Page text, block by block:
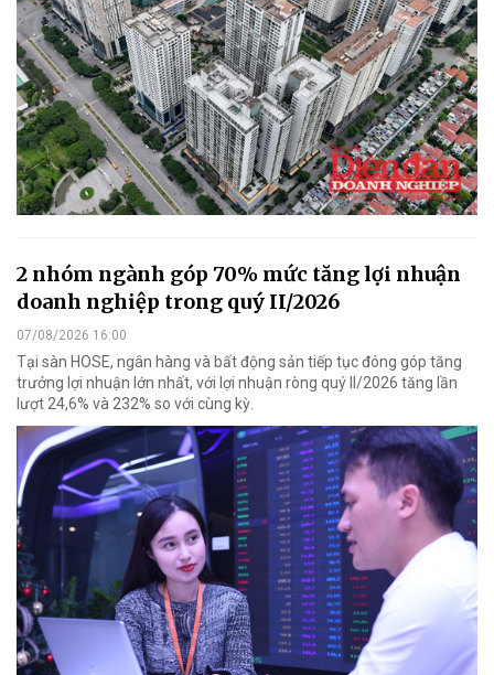
2 nhóm ngành góp 70% mức tăng lợi nhuận
doanh nghiệp trong quý II/2026
07/08/2026 16:00
Tại sàn HOSE, ngân hàng và bất động sản tiếp tục đóng góp tăng
trưởng lợi nhuận lớn nhất, với lợi nhuận ròng quý II/2026 tăng lần
lượt 24,6% và 232% so với cùng kỳ.